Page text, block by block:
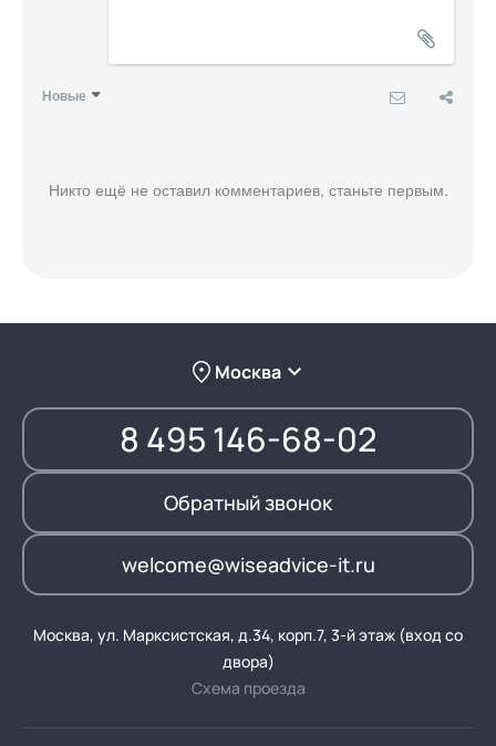
Новые
Никто ещё не оставил комментариев, станьте первым.
Москва
8 495 146-68-02
Обратный звонок
welcome@wiseadvice-it.ru
Москва, ул. Марксистская, д.34, корп.7, 3-й этаж (вход со
двора)
Схема проезда